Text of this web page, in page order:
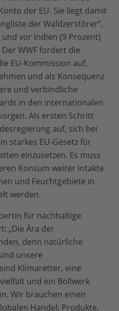
der EU. Sie liegt damit
der Waldzerstörer“,
vor Indien (9 Prozent)
WWF fordert die
EU-Kommission auf,
und als Konsequenz
und verbindliche
in den internationalen
Als ersten Schritt
auf, sich bei
starkes EU-Gesetz für
einzusetzen. Es muss
Konsum weiter intakte
und Feuchtgebiete in
werden.
für nachhaltige
„Die Ära der
denn natürliche
unsere
Klimaretter, eine
und ein Bollwerk
Wir brauchen einen
Handel: Produkte,